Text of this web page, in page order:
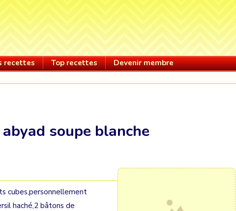
recettes Top recettes Devenir membre
soupe blanche
cubes,personnellement
haché,2 bâtons de